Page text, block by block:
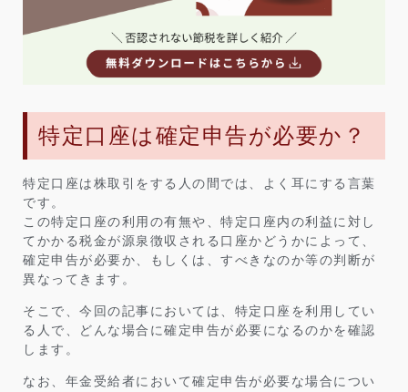
特定口座は確定申告が必要か？
特定口座は株取引をする人の間では、よく耳にする言葉
です。
この特定口座の利用の有無や、特定口座内の利益に対し
てかかる税金が源泉徴収される口座かどうかによって、
確定申告が必要か、もしくは、すべきなのか等の判断が
異なってきます。
そこで、今回の記事においては、特定口座を利用してい
る人で、どんな場合に確定申告が必要になるのかを確認
します。
なお、年金受給者において確定申告が必要な場合につい